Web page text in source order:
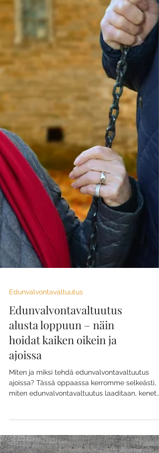
Edunvalvontavaltuutus
Edunvalvontavaltuutus
alusta loppuun – näin
ajoissa
Miten ja miksi tehdä edunvalvontavaltuutus
ajoissa? Tässä oppaassa kerromme selkeästi,